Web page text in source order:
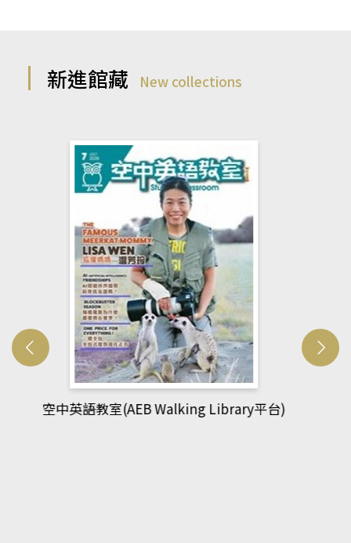
新進館藏 New collections
網管人(kono平台)